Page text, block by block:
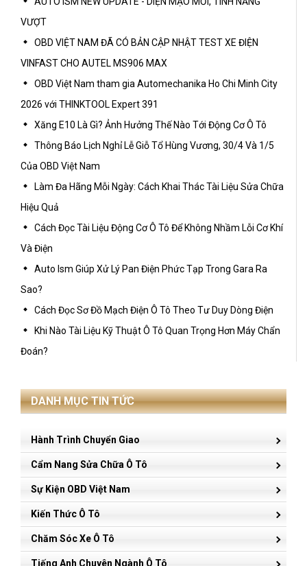
VƯỢT
OBD VIỆT NAM ĐÃ CÓ BẢN CẬP NHẬT TEST XE ĐIỆN
VINFAST CHO AUTEL MS906 MAX
OBD Việt Nam tham gia Automechanika Ho Chi Minh City
2026 với THINKTOOL Expert 391
Xăng E10 Là Gì? Ảnh Hưởng Thế Nào Tới Động Cơ Ô Tô
Thông Báo Lịch Nghỉ Lễ Giỗ Tổ Hùng Vương, 30/4 Và 1/5
Của OBD Việt Nam
Làm Đa Hãng Mỗi Ngày: Cách Khai Thác Tài Liệu Sửa Chữa
Hiệu Quả
Cách Đọc Tài Liệu Động Cơ Ô Tô Để Không Nhầm Lỗi Cơ Khí
Và Điện
Auto Ism Giúp Xử Lý Pan Điện Phức Tạp Trong Gara Ra
Sao?
Cách Đọc Sơ Đồ Mạch Điện Ô Tô Theo Tư Duy Dòng Điện
Khi Nào Tài Liệu Kỹ Thuật Ô Tô Quan Trọng Hơn Máy Chẩn
Đoán?
DANH MỤC TIN TỨC
Hành Trình Chuyển Giao
Cẩm Nang Sửa Chữa Ô Tô
Sự Kiện OBD Việt Nam
Kiến Thức Ô Tô
Chăm Sóc Xe Ô Tô
Tiếng Anh Chuyên Ngành Ô Tô